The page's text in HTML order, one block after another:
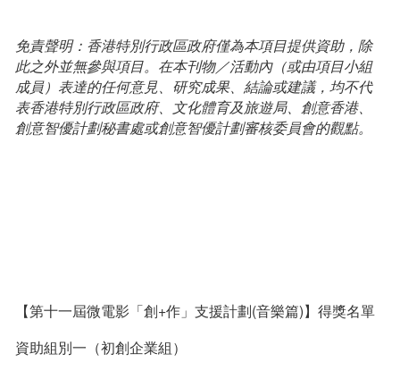
免責聲明：香港特別行政區政府僅為本項目提供資助，除
此之外並無參與項目。在本刊物／活動內（或由項目小組
成員）表達的任何意見、研究成果、結論或建議，均不代
表香港特別行政區政府、文化體育及旅遊局、創意香港、
創意智優計劃秘書處或創意智優計劃審核委員會的觀點。
【第十一屆微電影「創+作」支援計劃(音樂篇)】得獎名單
資助組別一（初創企業組）